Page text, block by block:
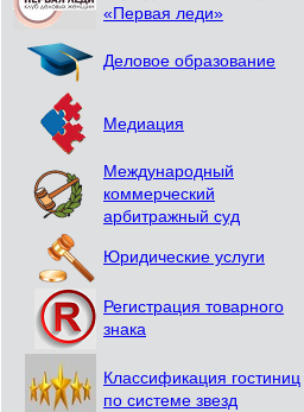
«Первая леди»
Деловое образование
Медиация
Международный
коммерческий
арбитражный суд
Юридические услуги
Регистрация товарного
знака
Классификация гостиниц
по системе звезд